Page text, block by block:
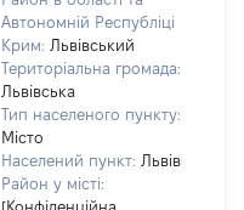
Автономній Республіці
Крим: Львівський
Територіальна громада:
Львівська
Тип населеного пункту:
Місто
Населений пункт: Львів
Район у місті:
[Конфіденційна